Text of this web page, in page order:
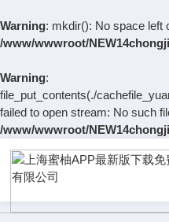
Warning: mkdir(): No space left
/www/wwwroot/
Warning:
file_put_contents(./
failed to open stream: No such
/www/wwwroot/